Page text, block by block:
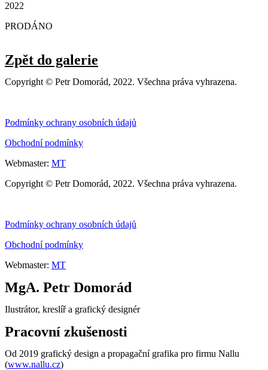
2022
PRODÁNO
Zpět do galerie
Copyright © Petr Domorád, 2022. Všechna práva vyhrazena.
Podmínky ochrany osobních údajů
Obchodní podmínky
Webmaster: MT
Copyright © Petr Domorád, 2022. Všechna práva vyhrazena.
Podmínky ochrany osobních údajů
Obchodní podmínky
Webmaster: MT
MgA. Petr Domorád
Ilustrátor, kreslíř a grafický designér
Pracovní zkušenosti
Od 2019 grafický design a propagační grafika pro firmu Nallu
(www.nallu.cz)